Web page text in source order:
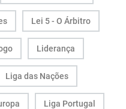
Lei 5 - O Árbitro
Liderança
Liga das Nações
Liga Portugal